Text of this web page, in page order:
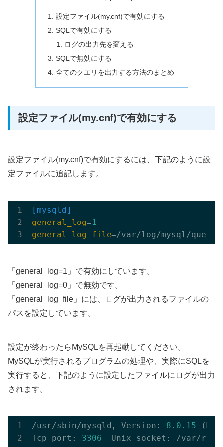
設定ファイル(my.cnf)で有効にする
SQLで有効にする
ログの出力先を変える
SQLで無効にする
全てのクエリを出力する方法のまとめ
設定ファイル(my.cnf)で有効にする
設定ファイル(my.cnf)で有効にするには、下記のように設
定ファイルに追記します。
[mysqld]
general_log=1
general_log_file
「general_log=1」で有効にしています。
「general_log=0」で無効です。
「general_log_file」には、ログが出力されるファイルの
パスを設定しています。
設定が終わったらMySQLを再起動してください。
MySQLが実行されるプログラムの処理や、実際にSQLを
実行すると、下記のように設定したファイルにログが出力
されます。
/usr/sbin/mysqld, Version: 8.0 .15
Tcp port: 3306
Unix socket: /var/